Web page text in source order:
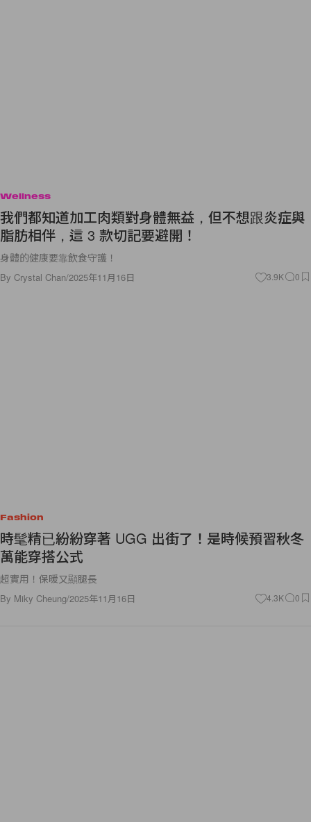
Wellness
我們都知道加工肉類對身體無益，但不想跟炎症與
脂肪相伴，這 3 款切記要避開！
身體的健康要靠飲食守護！
By Crystal Chan/2025年11月16日 3.9K 0
Fashion
時髦精已紛紛穿著 UGG 出街了！是時候預習秋冬
萬能穿搭公式
超實用！保暖又顯腿長
By Miky Cheung/2025年11月16日 4.3K 0